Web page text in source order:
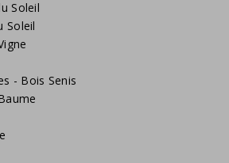
Soleil
Soleil
- Bois Senis